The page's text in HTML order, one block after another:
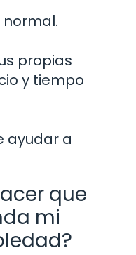
propias
y tiempo
ayudar a
que
mi